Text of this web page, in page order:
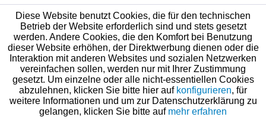
Diese Website benutzt Cookies, die für den technischen
Betrieb der Website erforderlich sind und stets gesetzt
werden. Andere Cookies, die den Komfort bei Benutzung
dieser Website erhöhen, der Direktwerbung dienen oder die
Interaktion mit anderen Websites und sozialen Netzwerken
vereinfachen sollen, werden nur mit Ihrer Zustimmung
gesetzt. Um einzelne oder alle nicht-essentiellen Cookies
abzulehnen, klicken Sie bitte hier auf konfigurieren, für
weitere Informationen und um zur Datenschutzerklärung zu
gelangen, klicken Sie bitte auf mehr erfahren